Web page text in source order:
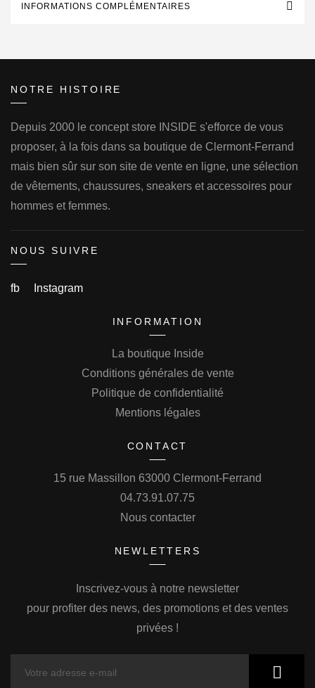
INFORMATIONS COMPLÉMENTAIRES
NOTRE HISTOIRE
Depuis 2000 le concept store INSIDE s'efforce de vous
proposer, à la fois dans sa boutique de Clermont-Ferrand
mais bien sûr sur son site de vente en ligne, une sélection
de vêtements, chaussures, sneakers et accessoires pour
hommes et femmes.
NOUS SUIVRE
fb Instagram
INFORMATION
La boutique Inside
Conditions générales de vente
Politique de confidentialité
Mentions légales
CONTACT
15 rue Massillon 63000 Clermont-Ferrand
04.73.91.07.75
Nous contacter
NEWLETTERS
Inscrivez-vous à notre newsletter
pour profiter des news, des promotions et des ventes
privées !